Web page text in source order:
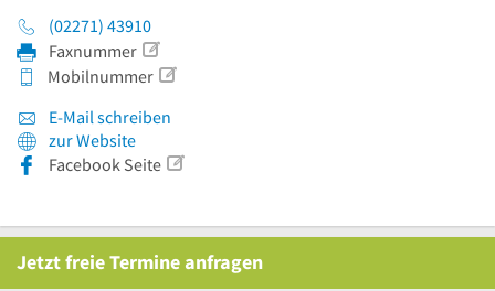
(02271) 43910
Faxnummer
Mobilnummer
E-Mail schreiben
zur Website
Facebook Seite
JetztfreieTermine anfragen